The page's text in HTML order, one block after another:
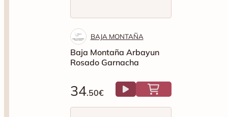
BAJA MONTAÑA
Baja Montaña Arbayun
Rosado Garnacha
34.50€